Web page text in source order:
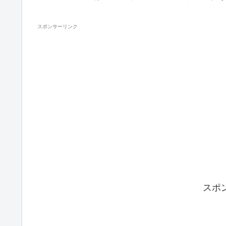
スポンサーリンク
スポ